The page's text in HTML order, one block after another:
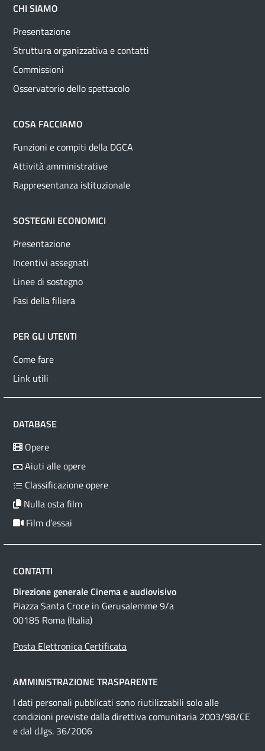
CHI SIAMO
Presentazione
Struttura organizzativa e contatti
Commissioni
Osservatorio dello spettacolo
COSA FACCIAMO
Funzioni e compiti della DGCA
Attività amministrative
Rappresentanza istituzionale
SOSTEGNI ECONOMICI
Presentazione
Incentivi assegnati
Linee di sostegno
Fasi della filiera
PER GLI UTENTI
Come fare
Link utili
DATABASE
Opere
Aiuti alle opere
Classificazione opere
Nulla osta film
Film d’essai
CONTATTI
Direzione generale Cinema e audiovisivo
Piazza Santa Croce in Gerusalemme 9/a
00185 Roma (Italia)
Posta Elettronica Certificata
AMMINISTRAZIONE TRASPARENTE
I dati personali pubblicati sono riutilizzabili solo alle
condizioni previste dalla direttiva comunitaria 2003/98/CE
e dal d.lgs. 36/2006